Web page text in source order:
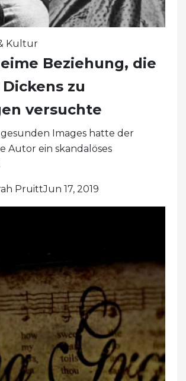
Kultur
Beziehung, die
zu
versuchte
gesunden Images hatte der
Autor ein skandalöses
PruittJun 17, 2019